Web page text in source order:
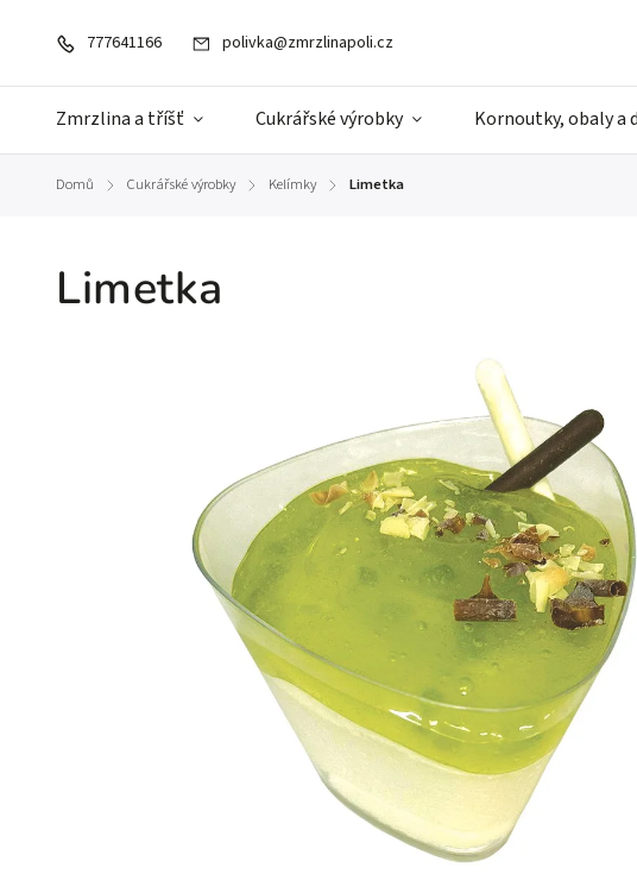
777641166 polivka@zmrzlinapoli.cz
Zmrzlina a tříšť Cukrářské výrobky Kornoutky, obaly a
Domů / Cukrářské výrobky / Kelímky / Limetka
Limetka